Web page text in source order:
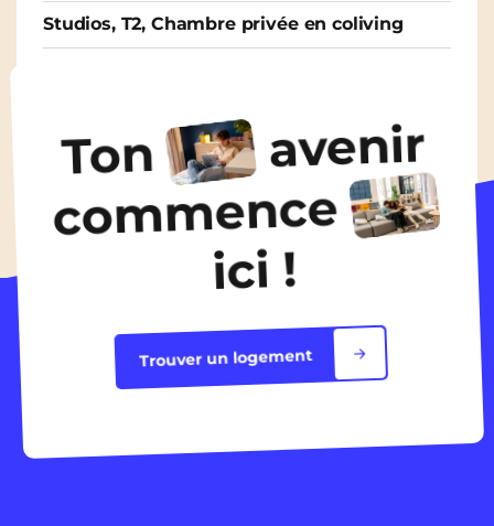
Studios, T2, Chambre privée en coliving
Découvrir les logements
Ton avenir
commence
ici !
Trouver un logement